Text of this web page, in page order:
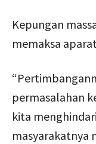
Kepungan
memaksa
permasalahan
kita
masyarakatnya